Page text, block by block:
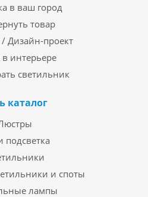
в ваш город
товар
Дизайн-проект
интерьере
светильник
каталог
подсветка
и споты
лампы